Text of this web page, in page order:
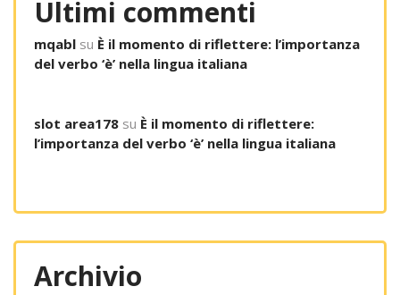
Ultimi commenti
mqabl su È il momento di riflettere: l’importanza
del verbo ‘è’ nella lingua italiana
slot area178 su È il momento di riflettere:
l’importanza del verbo ‘è’ nella lingua italiana
Archivio